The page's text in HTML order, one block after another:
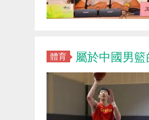
體育 屬於中國男